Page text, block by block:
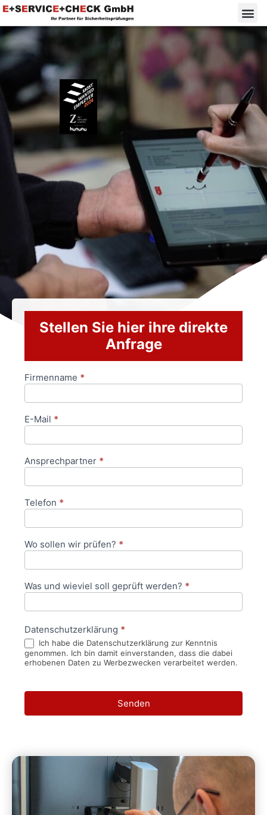
Stellen Sie hier ihre direkte
Anfrage
Anfrageformular
Firmenname *
E-Mail *
Ansprechpartner *
Telefon *
Wo sollen wir prüfen? *
Was und wieviel soll geprüft werden? *
Datenschutzerklärung *
Ich habe die Datenschutzerklärung zur Kenntnis
genommen. Ich bin damit einverstanden, dass die dabei
erhobenen Daten zu Werbezwecken verarbeitet werden.
Senden